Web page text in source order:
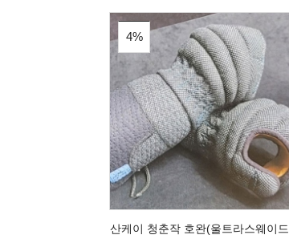
4%
산케이 청춘작 호완(울트라스웨이